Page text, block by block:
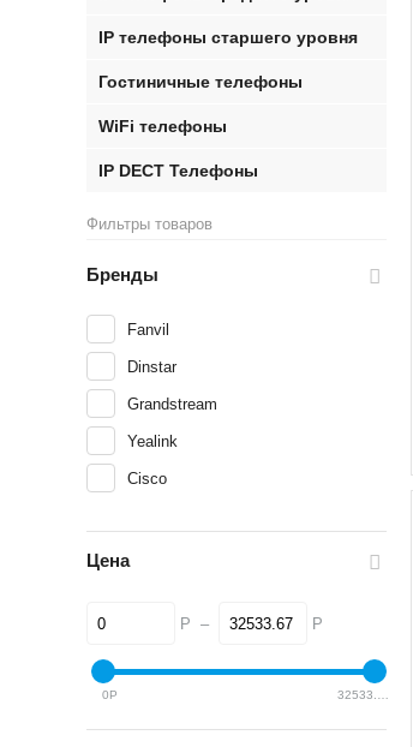
IP телефоны старшего уровня
Гостиничные телефоны
WiFi телефоны
IP DECT Телефоны
Фильтры товаров
Бренды
Fanvil
Dinstar
Grandstream
Yealink
Cisco
Цена
Р – Р
0Р 32533.67